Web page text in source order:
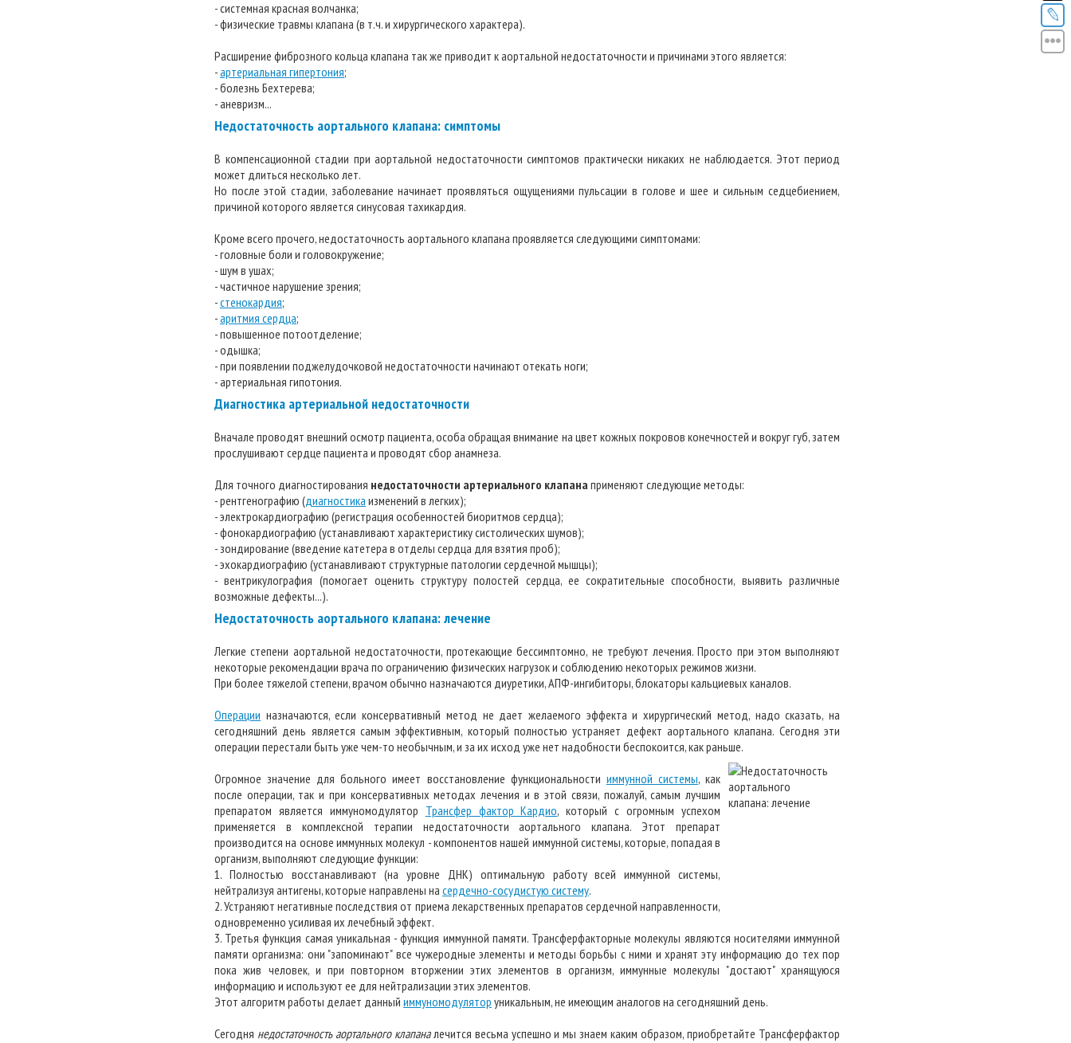
- системная красная волчанка;
- физические травмы клапана (в т.ч. и хирургического характера).
Расширение фиброзного кольца клапана так же приводит к аортальной недостаточности и причинами этого является:
-артериальная гипертония;
- болезнь Бехтерева;
- аневризм...
Недостаточность аортального клапана: симптомы
В компенсационной стадии при аортальной недостаточности симптомов практически никаких не наблюдается. Этот период
может длиться несколько лет.
Но после этой стадии, заболевание начинает проявляться ощущениями пульсации в голове и шее и сильным седцебиением,
причиной которого является синусовая тахикардия.
Кроме всего прочего, недостаточность аортального клапана проявляется следующими симптомами:
- головные боли и головокружение;
- шум в ушах;
- частичное нарушение зрения;
-стенокардия;
-аритмия сердца;
- повышенное потоотделение;
- одышка;
- при появлении поджелудочковой недостаточности начинают отекать ноги;
- артериальная гипотония.
Диагностика артериальной недостаточности
Вначале проводят внешний осмотр пациента, особа обращая внимание на цвет кожных покровов конечностей и вокруг губ, затем
прослушивают сердце пациента и проводят сбор анамнеза.
Для точного диагностирования недостаточности артериального клапана применяют следующие методы:
- рентгенографию (диагностика изменений в легких);
- электрокардиографию (регистрация особенностей биоритмов сердца);
- фонокардиографию (устанавливают характеристику систолических шумов);
- зондирование (введение катетера в отделы сердца для взятия проб);
- эхокардиографию (устанавливают структурные патологии сердечной мышцы);
- вентрикулография (помогает оценить структуру полостей сердца, ее сократительные способности, выявить различные
возможные дефекты...).
Недостаточность аортального клапана: лечение
Легкие степени аортальной недостаточности, протекающие бессимптомно, не требуют лечения. Просто при этом выполняют
некоторые рекомендации врача по ограничению физических нагрузок и соблюдению некоторых режимов жизни.
При более тяжелой степени, врачом обычно назначаются диуретики, АПФ-ингибиторы, блокаторы кальциевых каналов.
Операции назначаются, если консервативный метод не дает желаемого эффекта и хирургический метод, надо сказать, на
сегодняшний день является самым эффективным, который полностью устраняет дефект аортального клапана. Сегодня эти
операции перестали быть уже чем-то необычным, и за их исход уже нет надобности беспокоится, как раньше.
Огромное значение для больного имеет восстановление функциональности иммунной системы, как
после операции, так и при консервативных методах лечения и в этой связи, пожалуй, самым лучшим
препаратом является иммуномодулятор Трансфер фактор Кардио, который с огромным успехом
применяется в комплексной терапии недостаточности аортального клапана. Этот препарат
производится на основе иммунных молекул - компонентов нашей иммунной системы, которые, попадая в
организм, выполняют следующие функции:
1. Полностью восстанавливают (на уровне ДНК) оптимальную работу всей иммунной системы,
нейтрализуя антигены, которые направлены на сердечно-сосудистую систему.
2. Устраняют негативные последствия от приема лекарственных препаратов сердечной направленности,
одновременно усиливая их лечебный эффект.
3. Третья функция самая уникальная - функция иммунной памяти. Трансферфакторные молекулы являются носителями иммунной
памяти организма: они "запоминают" все чужеродные элементы и методы борьбы с ними и хранят эту информацию до тех пор
пока жив человек, и при повторном вторжении этих элементов в организм, иммунные молекулы "достают" хранящуюся
информацию и используют ее для нейтрализации этих элементов.
Этот алгоритм работы делает данный иммуномодулятор уникальным, не имеющим аналогов на сегодняшний день.
Сегодня недостаточность аортального клапаналечится весьма успешно и мы знаем каким образом, приобретайте Трансферфактор